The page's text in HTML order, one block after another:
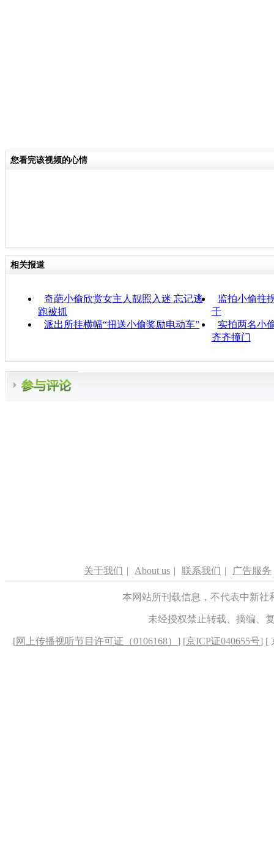
您看完该视频的心情
相关报道
奇葩小偷欣赏女主人靓照入迷 忘记逃
跑被抓
监拍小偷拄
千
派出所挂横幅“扭送小偷奖励电动车”
实拍两名小
齐齐撞门
关于我们 | About us | 联系我们 | 广告服务
本网站所刊载信息，不代表中新
未经授权禁止转载、摘编、
[网上传播视听节目许可证（0106168） ] [京ICP证040655号] [